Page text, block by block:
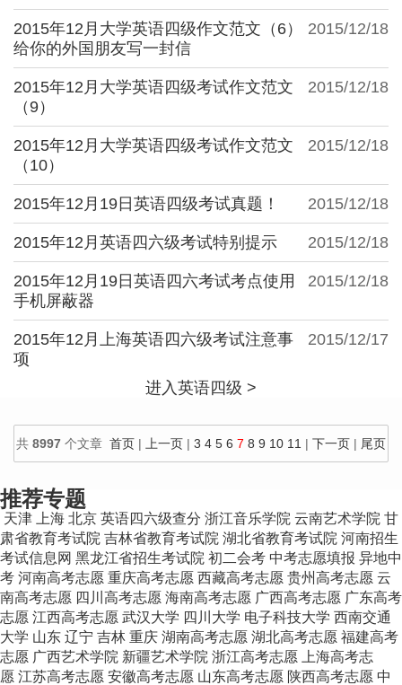
2015/12/18
2015年12月大学英语四级作文范文（6）
给你的外国朋友写一封信
2015/12/18
2015年12月大学英语四级考试作文范文
（9）
2015/12/18
2015年12月大学英语四级考试作文范文
（10）
2015/12/18
2015年12月19日英语四级考试真题！
2015/12/18
2015年12月英语四六级考试特别提示
2015/12/18
2015年12月19日英语四六考试考点使用
手机屏蔽器
2015/12/17
2015年12月上海英语四六级考试注意事
项
进入英语四级 >
共 8997 个文章 首页 | 上一页 | 3 4 5 6 7 8 9 10 11 | 下一页 | 尾页
推荐专题
天津 上海 北京 英语四六级查分 浙江音乐学院 云南艺术学院 甘
肃省教育考试院 吉林省教育考试院 湖北省教育考试院 河南招生
考试信息网 黑龙江省招生考试院 初二会考 中考志愿填报 异地中
考 河南高考志愿 重庆高考志愿 西藏高考志愿 贵州高考志愿 云
南高考志愿 四川高考志愿 海南高考志愿 广西高考志愿 广东高考
志愿 江西高考志愿 武汉大学 四川大学 电子科技大学 西南交通
大学 山东 辽宁 吉林 重庆 湖南高考志愿 湖北高考志愿 福建高考
志愿 广西艺术学院 新疆艺术学院 浙江高考志愿
上海高考志
愿 江苏高考志愿 安徽高考志愿 山东高考志愿 陕西高考志愿 中